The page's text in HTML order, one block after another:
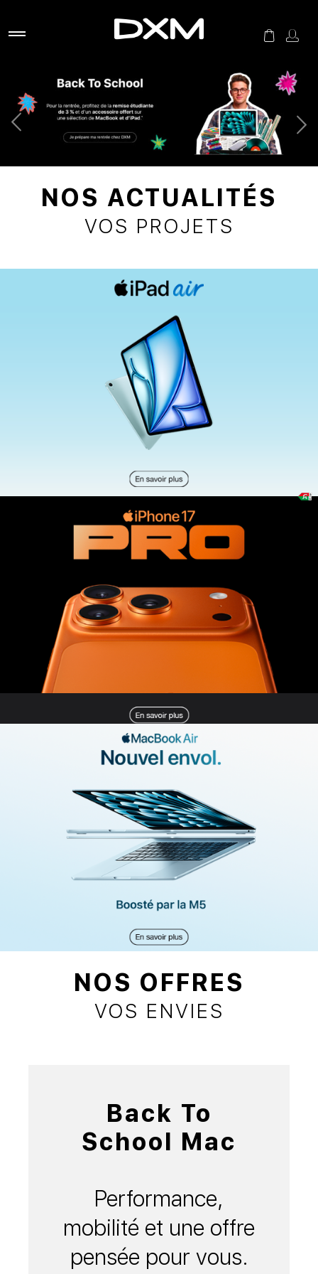
NOS ACTUALITÉS
VOS PROJETS
NOS OFFRES
VOS ENVIES
Back To
School Mac
Performance,
mobilité et une offre
pensée pour vous.